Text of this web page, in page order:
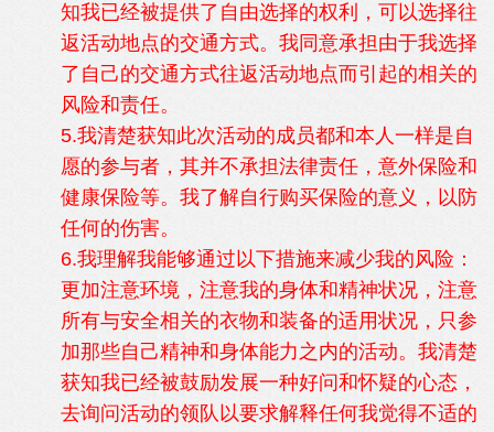
知我已经被提供了自由选择的权利，可以选择往
返活动地点的交通方式。我同意承担由于我选择
了自己的交通方式往返活动地点而引起的相关的
风险和责任。
5.我清楚获知此次活动的成员都和本人一样是自
愿的参与者，其并不承担法律责任，意外保险和
健康保险等。我了解自行购买保险的意义，以防
任何的伤害。
6.我理解我能够通过以下措施来减少我的风险：
更加注意环境，注意我的身体和精神状况，注意
所有与安全相关的衣物和装备的适用状况，只参
加那些自己精神和身体能力之内的活动。我清楚
获知我已经被鼓励发展一种好问和怀疑的心态，
去询问活动的领队以要求解释任何我觉得不适的